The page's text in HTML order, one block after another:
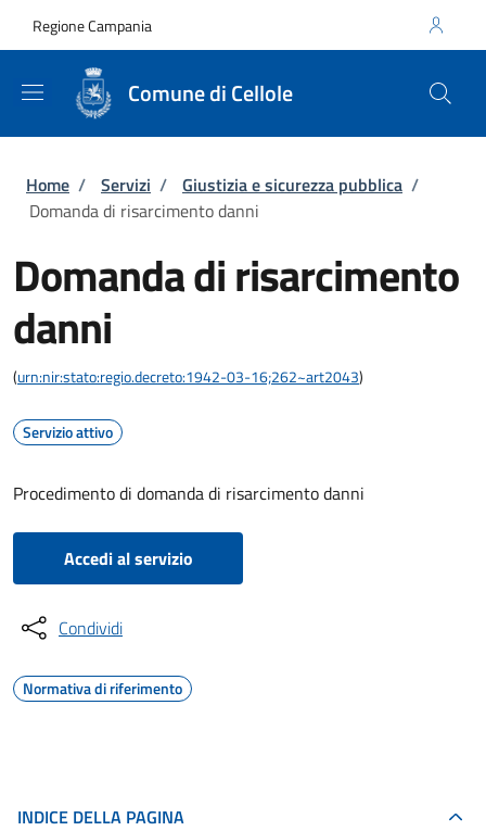
Regione Campania
Comune di Cellole
Briciole di pane
Home / Servizi / Giustizia e sicurezza pubblica /
Domanda di risarcimento danni
Domanda di risarcimento
danni
(urn:nir:stato:regio.decreto:1942-03-16;262~art2043)
Servizio attivo
Procedimento di domanda di risarcimento danni
Accedi al servizio
Condividi
Normativa di riferimento
INDICE DELLA PAGINA